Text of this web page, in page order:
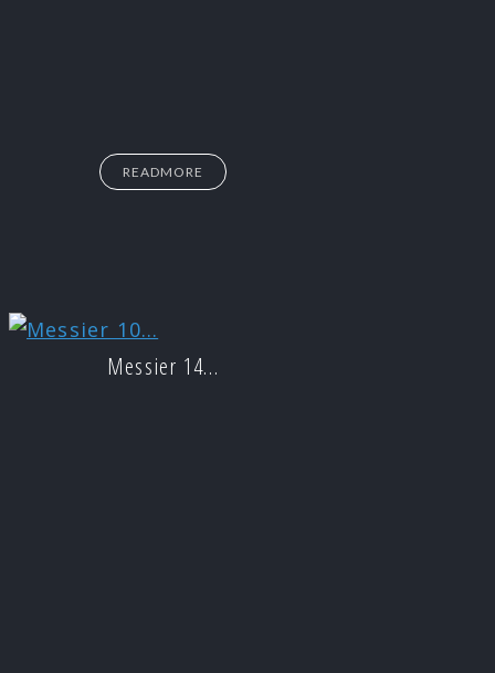
READMORE
Messier 14…